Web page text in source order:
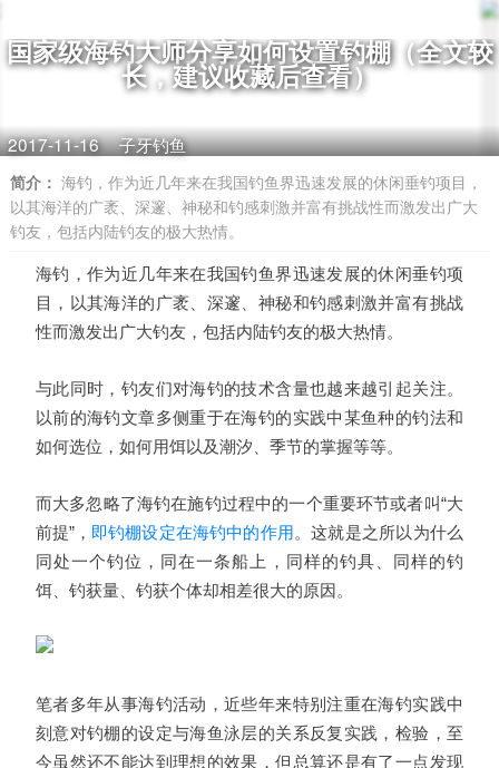
国家级海钓大师分享如何设置钓棚（全文较
长，建议收藏后查看）
2017-11-16 子牙钓鱼
简介： 海钓，作为近几年来在我国钓鱼界迅速发展的休闲垂钓项目，
以其海洋的广袤、深邃、神秘和钓感刺激并富有挑战性而激发出广大
钓友，包括内陆钓友的极大热情。
海钓，作为近几年来在我国钓鱼界迅速发展的休闲垂钓项
目，以其海洋的广袤、深邃、神秘和钓感刺激并富有挑战
性而激发出广大钓友，包括内陆钓友的极大热情。
与此同时，钓友们对海钓的技术含量也越来越引起关注。
以前的海钓文章多侧重于在海钓的实践中某鱼种的钓法和
如何选位，如何用饵以及潮汐、季节的掌握等等。
而大多忽略了海钓在施钓过程中的一个重要环节或者叫“大
前提”， 即钓棚设定在海钓中的作用。这就是之所以为什么
同处一个钓位，同在一条船上，同样的钓具、同样的钓
饵、钓获量、钓获个体却相差很大的原因。
笔者多年从事海钓活动，近些年来特别注重在海钓实践中
刻意对钓棚的设定与海鱼泳层的关系反复实践，检验，至
今虽然还不能达到理想的效果，但总算还是有了一点发现